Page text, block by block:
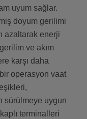
uyum sağlar.
doyum gerilimi
azaltarak enerji
ve akım
karşı daha
operasyon vaat
sürülmeye uygun
terminalleri